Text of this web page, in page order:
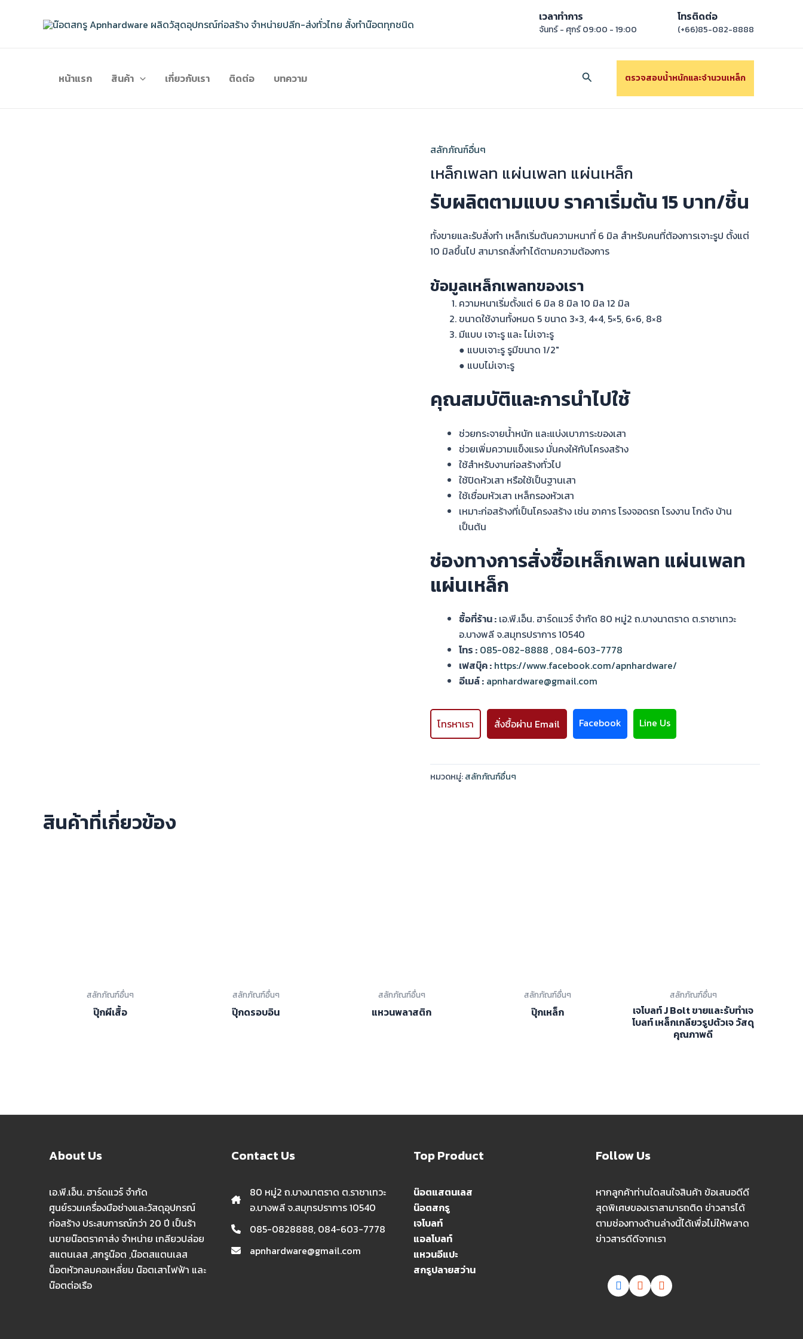
เวลาทำการ
จันทร์ - ศุกร์ 09:00 - 19:00
โทรติดต่อ
(+66)85-082-8888
หน้าแรก สินค้า เกี่ยวกับเรา ติดต่อ บทความ Search ตรวจสอบนํ้าหนักและจํานวนเหล็ก
สลักภัณฑ์อื่นๆ
เหล็กเพลท แผ่นเพลท แผ่นเหล็ก
รับผลิตตามแบบ ราคาเริ่มต้น 15 บาท/ชิ้น
ทั้งขายและรับสั่งทำ เหล็กเริ่มต้นความหนาที่ 6 มิล สำหรับคนที่ต้องการเจาะรูป ตั้งแต่
10 มิลขึ้นไป สามารถสั่งทำได้ตามความต้องการ
ข้อมูลเหล็กเพลทของเรา
ความหนาเริ่มตั้งแต่ 6 มิล 8 มิล 10 มิล 12 มิล
ขนาดใช้งานทั้งหมด 5 ขนาด 3×3, 4×4, 5×5, 6×6, 8×8
มีแบบ เจาะรู และ ไม่เจาะรู
● แบบเจาะรู รูมีขนาด 1/2″
● แบบไม่เจาะรู
คุณสมบัติและการนำไปใช้
ช่วยกระจายน้ำหนัก และแบ่งเบาภาระของเสา
ช่วยเพิ่มความแข็งแรง มั่นคงให้กับโครงสร้าง
ใช้สำหรับงานก่อสร้างทั่วไป
ใช้ปิดหัวเสา หรือใช้เป็นฐานเสา
ใช้เชื่อมหัวเสา เหล็กรองหัวเสา
เหมาะก่อสร้างที่เป็นโครงสร้าง เช่น อาคาร โรงจอดรถ โรงงาน โกดัง บ้าน
เป็นต้น
ช่องทางการสั่งซื้อเหล็กเพลท แผ่นเพลท
แผ่นเหล็ก
ซื้อที่ร้าน : เอ.พี.เอ็น. ฮาร์ดแวร์ จำกัด 80 หมู่2 ถ.บางนาตราด ต.ราชาเทวะ
อ.บางพลี จ.สมุทรปราการ 10540
โทร : 085-082-8888 , 084-603-7778
เฟสบุ๊ค : https://www.facebook.com/apnhardware/
อีเมล์ : apnhardware@gmail.com
โทรหาเรา สั่งซื้อผ่าน Email Facebook Line Us
หมวดหมู่:สลักภัณฑ์อื่นๆ
สินค้าที่เกี่ยวข้อง
สลักภัณฑ์อื่นๆ
ปุ๊กผีเสื้อ
สลักภัณฑ์อื่นๆ
ปุ๊กดรอบอิน
สลักภัณฑ์อื่นๆ
แหวนพลาสติก
สลักภัณฑ์อื่นๆ
ปุ๊กเหล็ก
สลักภัณฑ์อื่นๆ
เจโบลท์ J Bolt ขายและรับทำเจ
โบลท์ เหล็กเกลียวรูปตัวเจ วัสดุ
คุณภาพดี
About Us
เอ.พี.เอ็น. ฮาร์ดแวร์ จำกัด
ศูนย์รวมเครื่องมือช่างและวัสดุอุปกรณ์
ก่อสร้าง ประสบการณ์กว่า 20 ปี เป็นร้า
นขายน๊อตราคาส่ง จำหน่าย เกลียวปล่อย
สแตนเลส ,สกรูน๊อต ,น๊อตสแตนเลส
น็อตหัวกลมคอเหลี่ยม น๊อตเสาไฟฟ้า และ
น๊อตต่อเรือ
Contact Us
80 หมู่2 ถ.บางนาตราด ต.ราชาเทวะ
อ.บางพลี จ.สมุทรปราการ 10540
085-0828888, 084-603-7778
apnhardware@gmail.com
Top Product
น๊อตแสตนเลส
น๊อตสกรู
เจโบลท์
แอลโบลท์
แหวนอีแปะ
สกรูปลายสว่าน
Follow Us
หากลูกค้าท่านใดสนใจสินค้า ข้อเสนอดีดี
สุดพิเศษของเราสามารถติด ข่าวสารได้
ตามช่องทางด้านล่างนี้ได้เพื่อไม่ให้พลาด
ข่าวสารดีดีจากเรา